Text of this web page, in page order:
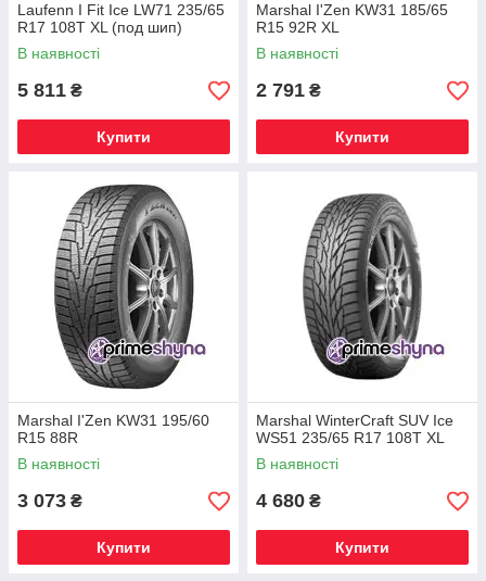
Laufenn I Fit Ice LW71 235/65
R17 108T XL (под шип)
В наявності
5 811 ₴
Купити
Marshal I'Zen KW31 185/65
R15 92R XL
В наявності
2 791 ₴
Купити
Marshal I'Zen KW31 195/60
R15 88R
В наявності
3 073 ₴
Купити
Marshal WinterCraft SUV Ice
WS51 235/65 R17 108T XL
В наявності
4 680 ₴
Купити